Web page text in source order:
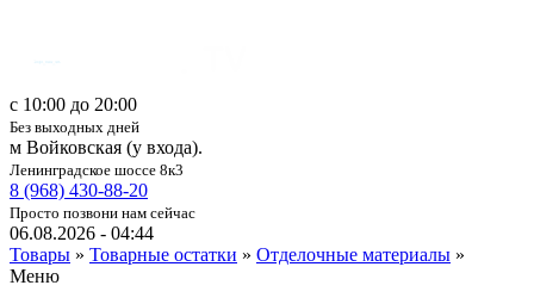
c 10:00 до 20:00
Без выходных дней
м Войковская (у входа).
Ленинградское шоссе 8к3
8 (968) 430-88-20
Просто позвони нам сейчас
06.08.2026 - 04:44
Товары » Товарные остатки » Отделочные материалы »
Меню